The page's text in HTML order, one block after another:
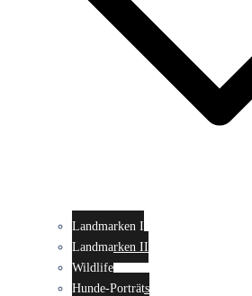
Landmarken I
Landmarken II
Wildlife
Hunde-Porträts